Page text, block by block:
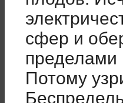
сфер и
пределами
Потому